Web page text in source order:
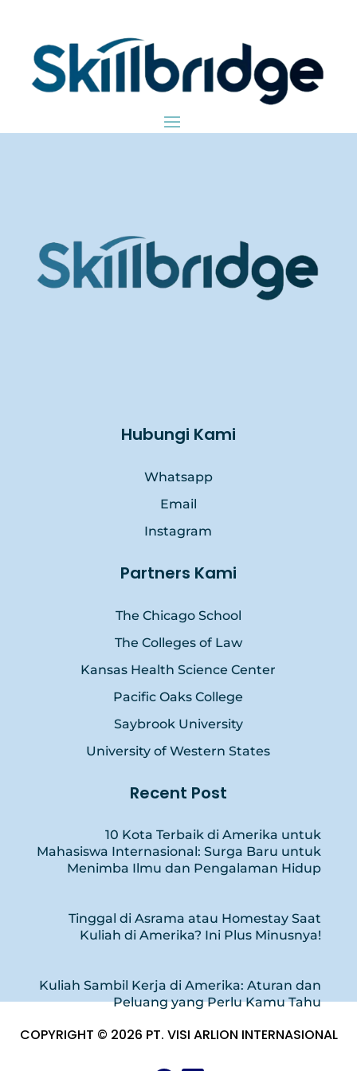
Hubungi Kami
Whatsapp
Email
Instagram
Partners Kami
The Chicago School
The Colleges of Law
Kansas Health Science Center
Pacific Oaks College
Saybrook University
University of Western States
Recent Post
10 Kota Terbaik di Amerika untuk
Mahasiswa Internasional: Surga Baru untuk
Menimba Ilmu dan Pengalaman Hidup
Tinggal di Asrama atau Homestay Saat
Kuliah di Amerika? Ini Plus Minusnya!
Kuliah Sambil Kerja di Amerika: Aturan dan
Peluang yang Perlu Kamu Tahu
COPYRIGHT © 2026 PT. VISI ARLION INTERNASIONAL